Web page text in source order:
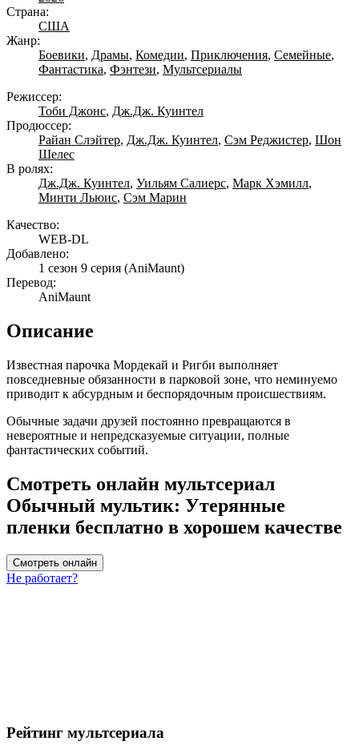
Страна:
США
Жанр:
Боевики, Драмы, Комедии, Приключения, Семейные,
Фантастика, Фэнтези, Мультсериалы
Режиссер:
Тоби Джонс, Дж.Дж. Куинтел
Продюссер:
Райан Слэйтер, Дж.Дж. Куинтел, Сэм Реджистер, Шон
Шелес
В ролях:
Дж.Дж. Куинтел, Уильям Салиерс, Марк Хэмилл,
Минти Льюис, Сэм Марин
Качество:
WEB-DL
Добавлено:
1 сезон 9 серия (AniMaunt)
Перевод:
AniMaunt
Описание
Известная парочка Мордекай и Ригби выполняет
повседневные обязанности в парковой зоне, что неминуемо
приводит к абсурдным и беспорядочным происшествиям.
Обычные задачи друзей постоянно превращаются в
невероятные и непредсказуемые ситуации, полные
фантастических событий.
Смотреть онлайн мультсериал
Обычный мультик: Утерянные
пленки бесплатно в хорошем качестве
Смотреть онлайн
Не работает?
Рейтинг мультсериала